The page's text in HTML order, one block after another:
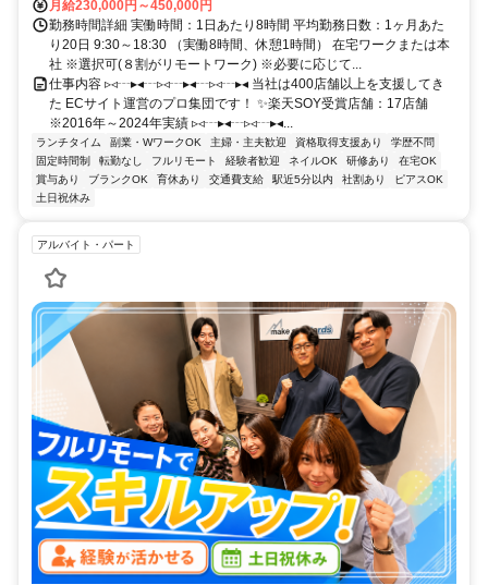
月給230,000円～450,000円
勤務時間詳細 実働時間：1日あたり8時間 平均勤務日数：1ヶ月あた
り20日 9:30～18:30 （実働8時間、休憩1時間） 在宅ワークまたは本
社 ※選択可(８割がリモートワーク) ※必要に応じて...
仕事内容 ▹◃┄▸◂┄▹◃┄▸◂┄▹◃┄▸◂ 当社は400店舗以上を支援してき
た ECサイト運営のプロ集団です！ ✨楽天SOY受賞店舗：17店舗
※2016年～2024年実績 ▹◃┄▸◂┄▹◃┄▸◂...
ランチタイム 副業・WワークOK 主婦・主夫歓迎 資格取得支援あり
学歴不問
固定時間制
転勤なし フルリモート 経験者歓迎 ネイルOK 研修あり
在宅OK
賞与あり
ブランクOK 育休あり 交通費支給 駅近5分以内 社割あり
ピアスOK
土日祝休み
アルバイト・パート